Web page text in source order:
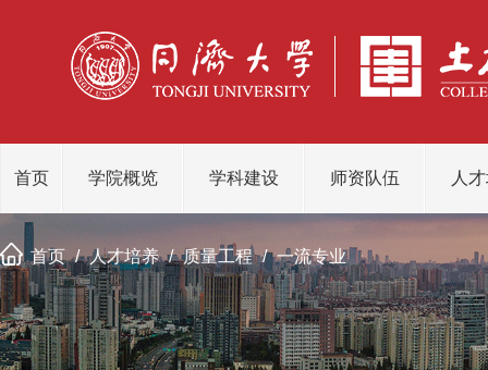
首页 学院概览 学科建设 师资队伍 人
首页 / 人才培养 / 质量工程 / 一流专业